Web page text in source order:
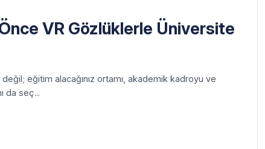
VR Gözlüklerle Üniversite
eğitim alacağınız ortamı, akademik kadroyu ve
da seç...